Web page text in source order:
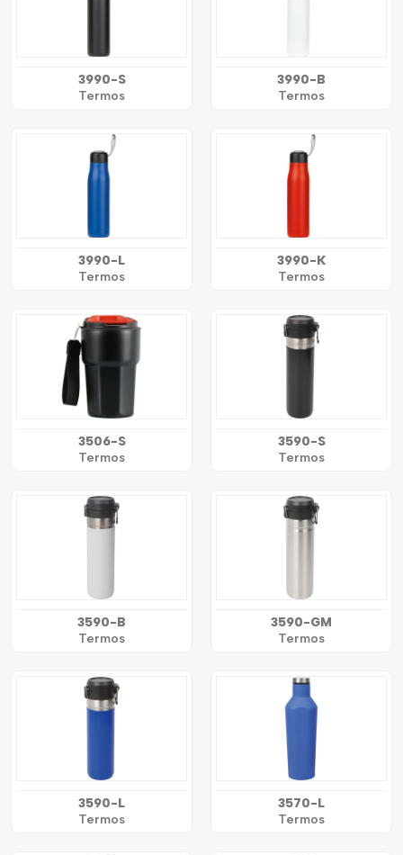
3990-S
Termos
3990-B
Termos
3990-L
Termos
3990-K
Termos
3506-S
Termos
3590-S
Termos
3590-B
Termos
3590-GM
Termos
3590-L
Termos
3570-L
Termos